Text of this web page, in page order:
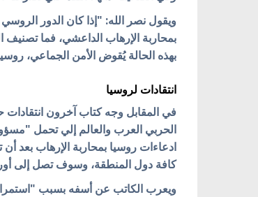
ويقول نصر الله: "إذا كان الدور
بمحاربة الإرهاب الداعشي، فما تصنيف
بهذه الحالة يُقوض الأمن الجماعي،
انتقادات لروسيا
في المقابل وجه كتاب آخرون
الحربي العرب والعالم إلي تحمل
ادعاءات روسيا بمحاربة الإرهاب
كافة دول المنطقة، وسوف تصل إلى
ويعرب الكاتب عن أسفه بسبب